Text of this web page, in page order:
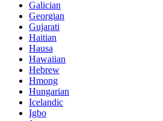
Galician
Georgian
Gujarati
Haitian
Hausa
Hawaiian
Hebrew
Hmong
Hungarian
Icelandic
Igbo